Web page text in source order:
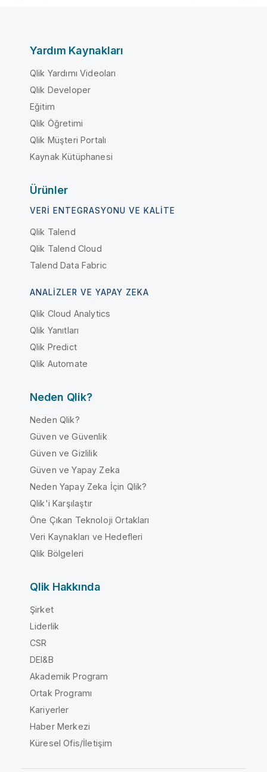
Yardım Kaynakları
Qlik Yardımı Videoları
Qlik Developer
Eğitim
Qlik Öğretimi
Qlik Müşteri Portalı
Kaynak Kütüphanesi
Ürünler
VERI ENTEGRASYONU VE KALITE
Qlik Talend
Qlik Talend Cloud
Talend Data Fabric
ANALIZLER VE YAPAY ZEKA
Qlik Cloud Analytics
Qlik Yanıtları
Qlik Predict
Qlik Automate
Neden Qlik?
Neden Qlik?
Güven ve Güvenlik
Güven ve Gizlilik
Güven ve Yapay Zeka
Neden Yapay Zeka İçin Qlik?
Qlik'i Karşılaştır
Öne Çıkan Teknoloji Ortakları
Veri Kaynakları ve Hedefleri
Qlik Bölgeleri
Qlik Hakkında
Şirket
Liderlik
CSR
DEI&B
Akademik Program
Ortak Programı
Kariyerler
Haber Merkezi
Küresel Ofis/İletişim